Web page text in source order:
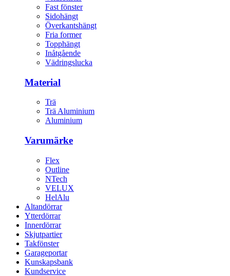
Fast fönster
Sidohängt
Överkantshängt
Fria former
Topphängt
Inåtgående
Vädringslucka
Material
Trä
Trä Aluminium
Aluminium
Varumärke
Flex
Outline
NTech
VELUX
HelAlu
Altandörrar
Ytterdörrar
Innerdörrar
Skjutpartier
Takfönster
Garageportar
Kunskapsbank
Kundservice